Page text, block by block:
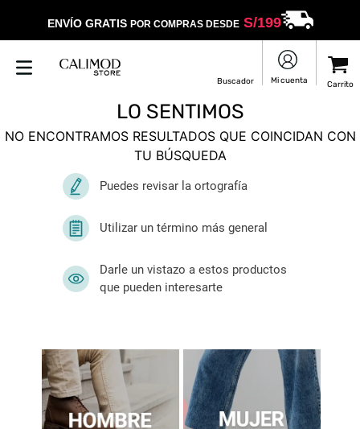
ENVÍO GRATIS POR COMPRAS DESDES/199
LO SENTIMOS
NO ENCONTRAMOS RESULTADOS QUE COINCIDAN CON
TU BÚSQUEDA
Puedes revisar la ortografía
Utilizar un término más general
Darle un vistazo a estos productos
que pueden interesarte